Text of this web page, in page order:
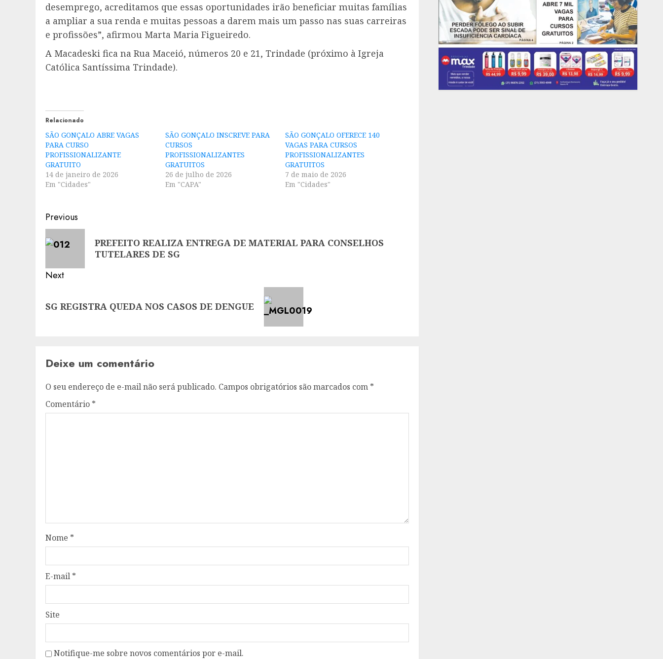
desemprego, acreditamos que essas oportunidades irão beneficiar muitas famílias
a ampliar a sua renda e muitas pessoas a darem mais um passo nas suas carreiras
e profissões”, afirmou Marta Maria Figueiredo.
A Macadeski fica na Rua Maceió, números 20 e 21, Trindade (próximo à Igreja
Católica Santíssima Trindade).
Relacionado
SÃO GONÇALO ABRE VAGAS
PARA CURSO
PROFISSIONALIZANTE
GRATUITO
14 de janeiro de 2026
Em "Cidades"
SÃO GONÇALO INSCREVE PARA
CURSOS
PROFISSIONALIZANTES
GRATUITOS
26 de julho de 2026
Em "CAPA"
SÃO GONÇALO OFERECE 140
VAGAS PARA CURSOS
PROFISSIONALIZANTES
GRATUITOS
7 de maio de 2026
Em "Cidades"
Post
navigation
Previous
Previous
post:
PREFEITO REALIZA ENTREGA DE MATERIAL PARA CONSELHOS
TUTELARES DE SG
Next
post:
SG REGISTRA QUEDA NOS CASOS DE DENGUE
Deixe um comentário
O seu endereço de e-mail não será publicado. Campos obrigatórios são marcados com *
Comentário *
Nome *
E-mail *
Site
Notifique-me sobre novos comentários por e-mail.